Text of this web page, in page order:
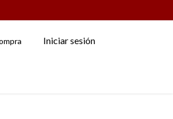
Iniciar sesión